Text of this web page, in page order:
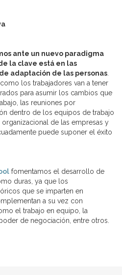
ante un nuevo paradigma
la clave está en las
adaptación de las personas
los trabajadores van a tener
para asumir los cambios que
las reuniones por
dentro de los equipos de trabajo
de las empresas y
puede suponer el éxito
fomentamos el desarrollo de
duras, ya que los
que se imparten en
a su vez con
el trabajo en equipo, la
de negociación, entre otros.